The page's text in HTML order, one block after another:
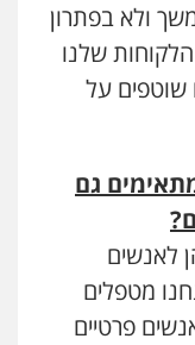
ולא בפתרון
שלנו
שוטפים על
גם
?
לאנשים
מטפלים
פרטיים